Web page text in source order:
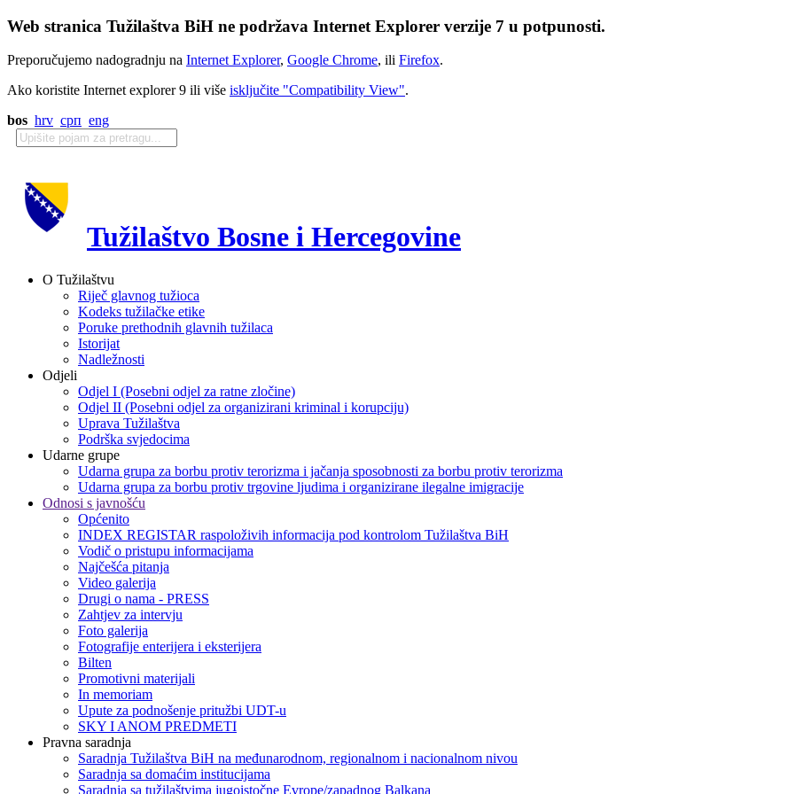
Web stranica Tužilaštva BiH ne podržava Internet Explorer verzije 7 u potpunosti.
Preporučujemo nadogradnju na Internet Explorer, Google Chrome, ili Firefox.
Ako koristite Internet explorer 9 ili više isključite "Compatibility View".
bos hrv срп eng
Tužilaštvo Bosne i Hercegovine
O Tužilaštvu
Riječ glavnog tužioca
Kodeks tužilačke etike
Poruke prethodnih glavnih tužilaca
Istorijat
Nadležnosti
Odjeli
Odjel I (Posebni odjel za ratne zločine)
Odjel II (Posebni odjel za organizirani kriminal i korupciju)
Uprava Tužilaštva
Podrška svjedocima
Udarne grupe
Udarna grupa za borbu protiv terorizma i jačanja sposobnosti za borbu protiv terorizma
Udarna grupa za borbu protiv trgovine ljudima i organizirane ilegalne imigracije
Odnosi s javnošću
Općenito
INDEX REGISTAR raspoloživih informacija pod kontrolom Tužilaštva BiH
Vodič o pristupu informacijama
Najčešća pitanja
Video galerija
Drugi o nama - PRESS
Zahtjev za intervju
Foto galerija
Fotografije enterijera i eksterijera
Bilten
Promotivni materijali
In memoriam
Upute za podnošenje pritužbi UDT-u
SKY I ANOM PREDMETI
Pravna saradnja
Saradnja Tužilaštva BiH na međunarodnom, regionalnom i nacionalnom nivou
Saradnja sa domaćim institucijama
Saradnja sa tužilaštvima jugoistočne Evrope/zapadnog Balkana